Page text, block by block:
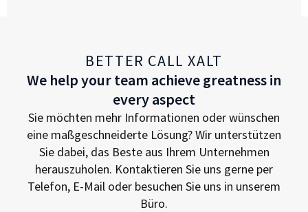
BETTER CALL XALT
We help your team achieve greatness in
every aspect
Sie möchten mehr Informationen oder wünschen
eine maßgeschneiderte Lösung? Wir unterstützen
Sie dabei, das Beste aus Ihrem Unternehmen
herauszuholen. Kontaktieren Sie uns gerne per
Telefon, E-Mail oder besuchen Sie uns in unserem
Büro.